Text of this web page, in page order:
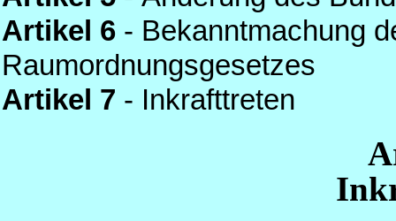
Artikel 6 - Bekanntmachung
Raumordnungsgesetzes
Artikel 7 - Inkrafttreten